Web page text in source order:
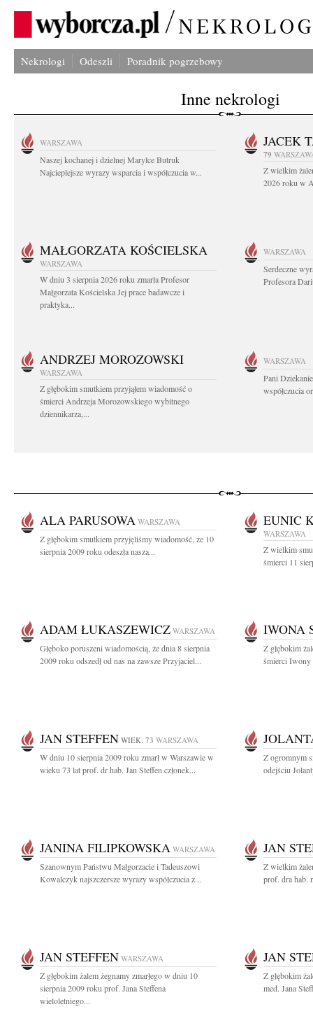
Nekrologi Odeszli Poradnik pogrzebowy
Inne nekrologi
WARSZAWA
Naszej kochanej i dzielnej Marylce Butruk
Najcieplejsze wyrazy wsparcia i współczucia w...
JACEK
79
Z wielkim
2026 roku w
MAŁGORZATA KOŚCIELSKA
WARSZAWA
W dniu 3 sierpnia 2026 roku zmarła Profesor
Małgorzata Kościelska Jej prace badawcze i
praktyka...
WARSZAWA
Serdeczne
Profesora
ANDRZEJ MOROZOWSKI
WARSZAWA
Z głębokim smutkiem przyjąłem wiadomość o
śmierci Andrzeja Morozowskiego wybitnego
dziennikarza,...
WARSZAWA
Pani
współczucia
ALA PARUSOWA WARSZAWA
Z głębokim smutkiem przyjęliśmy wiadomość, że 10
sierpnia 2009 roku odeszła nasza...
EUNIC
WARSZAWA
Z wielkim
śmierci 11
ADAM ŁUKASZEWICZ WARSZAWA
Głęboko poruszeni wiadomością, że dnia 8 sierpnia
2009 roku odszedł od nas na zawsze Przyjaciel...
IWONA
Z głębokim
śmierci Iwony
JAN STEFFEN WIEK: 73 WARSZAWA
W dniu 10 sierpnia 2009 roku zmarł w Warszawie w
wieku 73 lat prof. dr hab. Jan Steffen członek...
Z ogromnym
odejściu
JANINA FILIPKOWSKA WARSZAWA
Szanownym Państwu Małgorzacie i Tadeuszowi
Kowalczyk najszczersze wyrazy współczucia z...
JAN
Z wielkim
prof. dra hab.
JAN STEFFEN WARSZAWA
Z głębokim żalem żegnamy zmarłego w dniu 10
sierpnia 2009 roku prof. Jana Steffena
wieloletniego...
JAN
Z głębokim
med. Jana